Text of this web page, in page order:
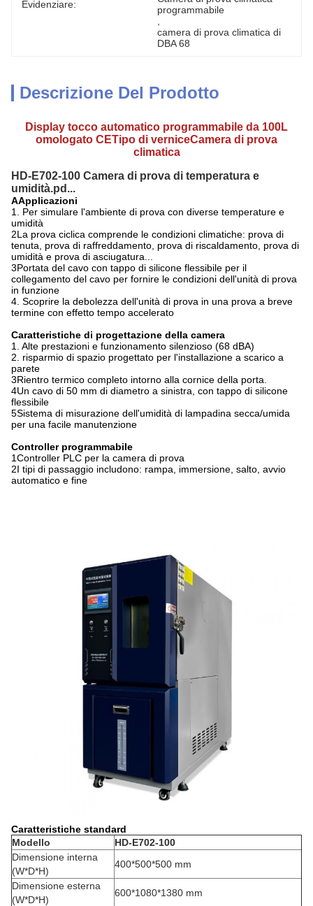
Evidenziare:
programmabile
camera di prova climatica di
DBA 68
Descrizione Del Prodotto
Display tocco automatico programmabile da 100L
omologato CETipo di verniceCamera di prova
climatica
HD-E702-100 Camera di prova di temperatura e
umidità.pd...
AApplicazioni
1. Per simulare l'ambiente di prova con diverse temperature e
umidità
2La prova ciclica comprende le condizioni climatiche: prova di
tenuta, prova di raffreddamento, prova di riscaldamento, prova di
umidità e prova di asciugatura...
3Portata del cavo con tappo di silicone flessibile per il
collegamento del cavo per fornire le condizioni dell'unità di prova
in funzione
4. Scoprire la debolezza dell'unità di prova in una prova a breve
termine con effetto tempo accelerato
Caratteristiche di progettazione della camera
1. Alte prestazioni e funzionamento silenzioso (68 dBA)
2. risparmio di spazio progettato per l'installazione a scarico a
parete
3Rientro termico completo intorno alla cornice della porta.
4Un cavo di 50 mm di diametro a sinistra, con tappo di silicone
flessibile
5Sistema di misurazione dell'umidità di lampadina secca/umida
per una facile manutenzione
Controller programmabile
1Controller PLC per la camera di prova
2I tipi di passaggio includono: rampa, immersione, salto, avvio
automatico e fine
Caratteristiche standard
Modello
HD-E702-100
Dimensione interna
(W*D*H)
400*500*500 mm
Dimensione esterna
(W*D*H)
600*1080*1380 mm